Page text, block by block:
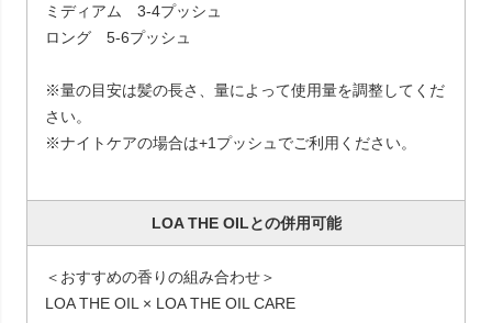
ミディアム 3-4プッシュ
ロング 5-6プッシュ
※量の目安は髪の長さ、量によって使用量を調整してくだ
さい。
※ナイトケアの場合は+1プッシュでご利用ください。
LOA THE OILとの併用可能
＜おすすめの香りの組み合わせ＞
LOA THE OIL × LOA THE OIL CARE